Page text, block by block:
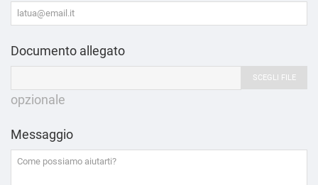
Documento allegato
SCEGLI FILE
opzionale
Messaggio